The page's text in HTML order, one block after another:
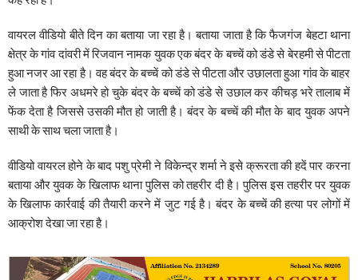
वायरल वीडियो बीते दिन का बताया जा रहा है। बताया जाता है कि फैजगंज बेहटा थाना
क्षेत्र के गांव दांवरी में रिजवान नामक युवक एक बंदर के बच्चें को डंडे से बेरहमी से पीटता
हुआ नजर आ रहा है। वह बंदर के बच्चें को डंडे से पीटता और उछालता हुआ गांव के बाहर
ले जाता है फिर अधमरे हो चुके बंदर के बच्चें को डंडे से उछाल कर कीचड़ भरे तालाब में
फेंक देता है जिससे उसकी मौत हो जाती है। बंदर के बच्चें की मौत के बाद युवक अपने
साथी के साथ चला जाता है।
वीडियो वायरल होने के बाद पशु प्रेमी ने विकेन्द्र शर्मा ने इसे क्रूरता की हदें पार करना
बताया और युवक के खिलाफ थाना पुलिस को तहरीर दी है। पुलिस इस तहरीर पर युवक
के खिलाफ कार्रवाई की तैयारी करने में जुट गई है। बंदर के बच्चें की हत्या पर लोगों में
आक्रोश देखा जा रहा है।